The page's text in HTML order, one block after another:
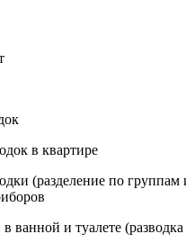
в квартире
(разделение по
ванной и туалете (разводка